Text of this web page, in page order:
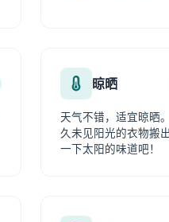
晾晒
天气不错，适宜晾晒
久未见阳光的衣物搬
一下太阳的味道吧！